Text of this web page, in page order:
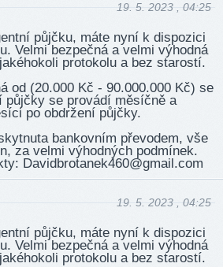
19. 5. 2023 , 04:25
půjčku, máte nyní k dispozici
Velmi bezpečná a velmi výhodná
protokolu a bez starostí.
od (20.000 Kč - 90.000.000 Kč) se
půjčky se provádí měsíčně a
po obdržení půjčky.
bankovním převodem, vše
za velmi výhodných podmínek.
David­brota­nek460­@gma­il.com
19. 5. 2023 , 04:25
půjčku, máte nyní k dispozici
Velmi bezpečná a velmi výhodná
protokolu a bez starostí.